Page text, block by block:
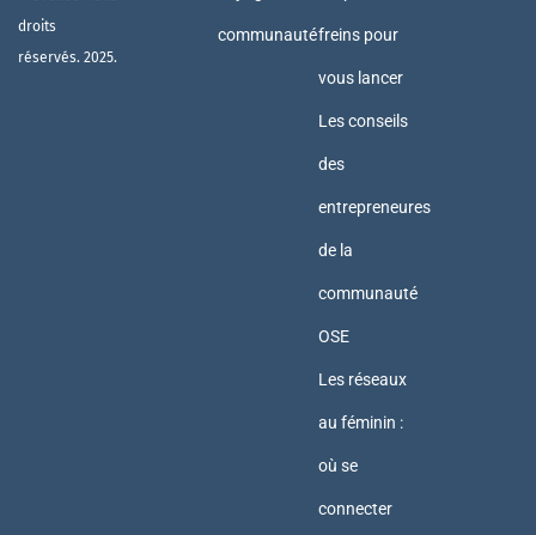
droits
réservés. 2025.
communautéfreins pour
vous lancer
Les conseils
des
entrepreneures
de la
communauté
OSE
Les réseaux
au féminin :
où se
connecter